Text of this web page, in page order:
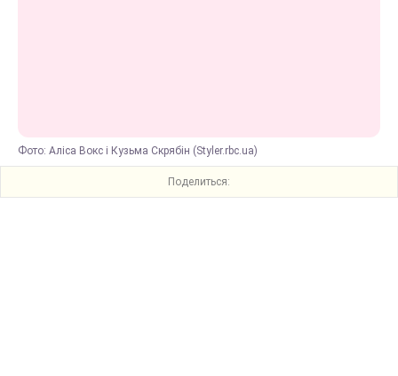
Фото: Аліса Вокс і Кузьма Скрябін (Styler.rbc.ua)
Поделиться: